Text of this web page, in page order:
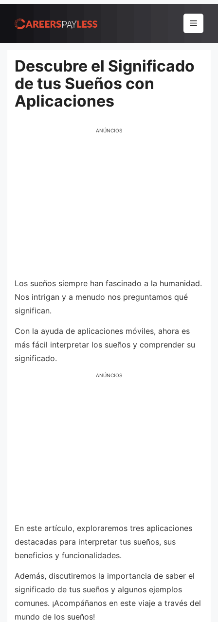
para
conteúdo
Menu
Descubre el Significado
de tus Sueños con
Aplicaciones
ANÚNCIOS
Los sueños siempre han fascinado a la humanidad.
Nos intrigan y a menudo nos preguntamos qué
significan.
Con la ayuda de aplicaciones móviles, ahora es
más fácil interpretar los sueños y comprender su
significado.
ANÚNCIOS
En este artículo, exploraremos tres aplicaciones
destacadas para interpretar tus sueños, sus
beneficios y funcionalidades.
Además, discutiremos la importancia de saber el
significado de tus sueños y algunos ejemplos
comunes. ¡Acompáñanos en este viaje a través del
mundo de los sueños!